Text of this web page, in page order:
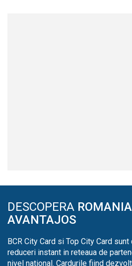
DESCOPERA
AVANTAJOS
BCR City Card si Top City Card
reduceri instant in reteaua de
nivel national. Cardurile fiind